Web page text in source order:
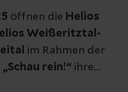
öffnen die Helios
Weißeritztal-
im Rahmen der
„Schau rein!“ ihre
haben die